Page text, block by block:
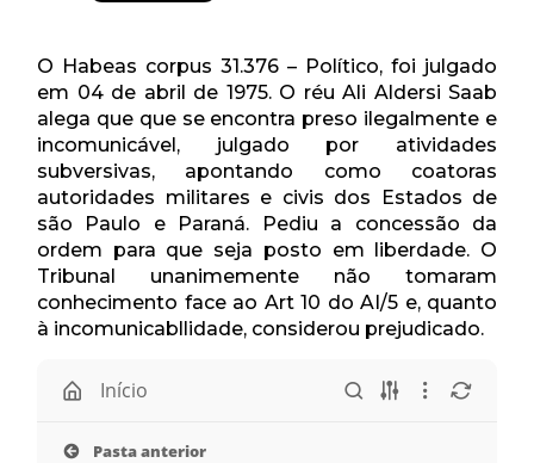
O Habeas corpus 31.376 – Político, foi julgado
em 04 de abril de 1975. O réu Ali Aldersi Saab
alega que que se encontra preso ilegalmente e
incomunicável, julgado por atividades
subversivas, apontando como coatoras
autoridades militares e civis dos Estados de
são Paulo e Paraná. Pediu a concessão da
ordem para que seja posto em liberdade. O
Tribunal unanimemente não tomaram
conhecimento face ao Art 10 do AI/5 e, quanto
à incomunicabllidade, considerou prejudicado.
Início
Pasta anterior